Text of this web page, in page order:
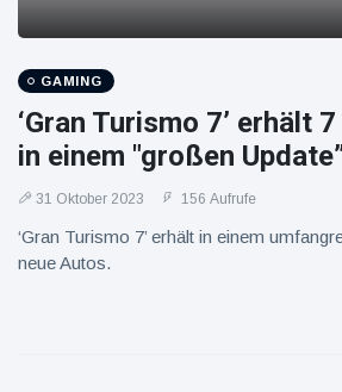
GAMING
‘Gran Turismo 7’ erhält
in einem "großen
31 Oktober 2023 156 Aufrufe
‘Gran Turismo 7’ erhält in einem
neue Autos.